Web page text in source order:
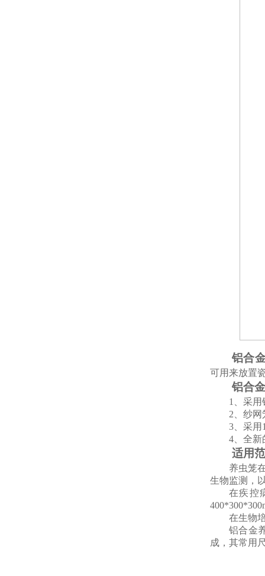
铝合
可用来放置
铝合
1、 采用
2、 纱网
3、 采用
4、 全新
适用
养虫笼
生物监测，
在疾控
在生物
铝合金
成，其常用